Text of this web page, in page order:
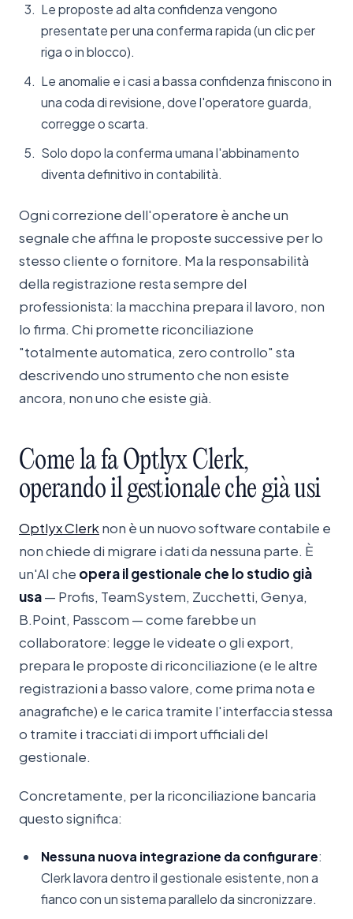
Le proposte ad alta confidenza vengono
presentate per una conferma rapida (un clic per
riga o in blocco).
Le anomalie e i casi a bassa confidenza finiscono in
una coda di revisione, dove l'operatore guarda,
corregge o scarta.
Solo dopo la conferma umana l'abbinamento
diventa definitivo in contabilità.
Ogni correzione dell'operatore è anche un
segnale che affina le proposte successive per lo
stesso cliente o fornitore. Ma la responsabilità
della registrazione resta sempre del
professionista: la macchina prepara il lavoro, non
lo firma. Chi promette riconciliazione
"totalmente automatica, zero controllo" sta
descrivendo uno strumento che non esiste
ancora, non uno che esiste già.
ComelafaOptlyx Clerk,
operandoilgestionalechegiàusi
Optlyx Clerk non è un nuovo software contabile e
non chiede di migrare i dati da nessuna parte. È
un'AI che opera il gestionale che lo studio già
usa— Profis, TeamSystem, Zucchetti, Genya,
B.Point, Passcom — come farebbe un
collaboratore: legge le videate o gli export,
prepara le proposte di riconciliazione (e le altre
registrazioni a basso valore, come prima nota e
anagrafiche) e le carica tramite l'interfaccia stessa
o tramite i tracciati di import ufficiali del
gestionale.
Concretamente, per la riconciliazione bancaria
questo significa:
Nessuna nuova integrazione da configurare:
Clerk lavora dentro il gestionale esistente, non a
fianco con un sistema parallelo da sincronizzare.